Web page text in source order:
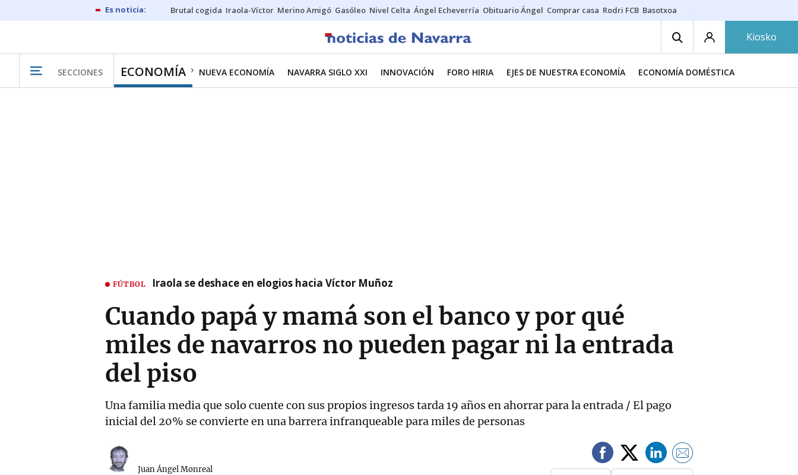
Brutal cogida Iraola-Víctor Merino Amigó Gasóleo Nivel Celta Ángel Echeverría Obituario Ángel Comprar casa Rodri FCB Basotxoa
Kiosko
SECCIONES ECONOMÍA NUEVA ECONOMÍA NAVARRA SIGLO XXI INNOVACIÓN FORO HIRIA EJES DE NUESTRA ECONOMÍA ECONOMÍA DOMÉSTICA
FÚTBOL Iraola se deshace en elogios hacia Víctor Muñoz
Cuando papá y mamá son el banco y por qué
miles de navarros no pueden pagar ni la entrada
del piso
Una familia media que solo cuente con sus propios ingresos tarda 19 años en ahorrar para la entrada / El pago
inicial del 20% se convierte en una barrera infranqueable para miles de personas
Juan Ángel Monreal